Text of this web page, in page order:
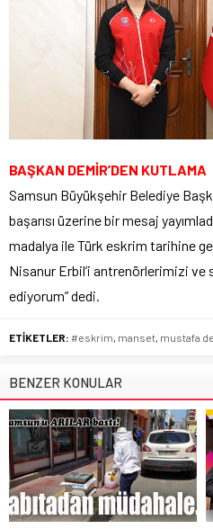
BAŞKAN DEMİR’DEN KUTLAMA
Samsun Büyükşehir Belediye
başarısı üzerine bir mesaj
madalya ile Türk eskrim tarihine
Nisanur Erbil’i antrenörlerimizi ve
ediyorum” dedi.
ETİKETLER: #eskrim manset mustafa
BENZER KONULAR